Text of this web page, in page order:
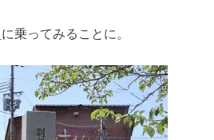
に乗ってみることに。